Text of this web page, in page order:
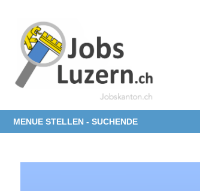
MENUE STELLEN - SUCHENDE